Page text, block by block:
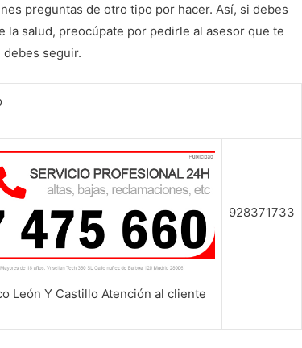
preguntas de otro tipo por hacer. Así, si debes
la salud, preocúpate por pedirle al asesor que te
seguir.
León Y Castillo Atención al cliente
928371733